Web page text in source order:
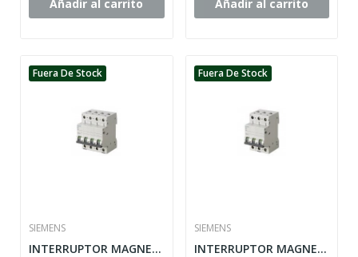
Añadir al carrito Añadir al carrito
Fuera De Stock
SIEMENS
INTERRUPTOR MAGNETOTÉRMICO 3 P+N 10A...
Fuera De Stock
SIEMENS
INTERRUPTOR MAGNETOTERMICO 6KV 32A 3POLOS...